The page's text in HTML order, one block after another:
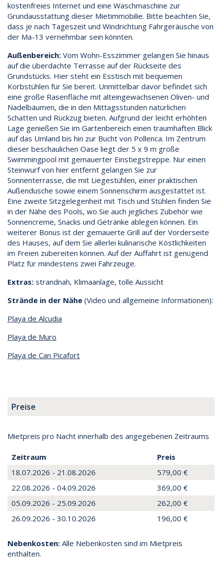
kostenfreies Internet und eine Waschmaschine zur
Grundausstattung dieser Mietimmobilie. Bitte beachten Sie,
dass je nach Tageszeit und Windrichtung Fahrgeräusche von
der Ma-13 vernehmbar sein könnten.
Außenbereich: Vom Wohn-Esszimmer gelangen Sie hinaus
auf die überdachte Terrasse auf der Rückseite des
Grundstücks. Hier steht ein Esstisch mit bequemen
Korbstühlen für Sie bereit. Unmittelbar davor befindet sich
eine große Rasenfläche mit alteingewachsenen Oliven- und
Nadelbäumen, die in den Mittagsstunden natürlichen
Schatten und Rückzug bieten. Aufgrund der leicht erhöhten
Lage genießen Sie im Gartenbereich einen traumhaften Blick
auf das Umland bis hin zur Bucht von Pollenca. Im Zentrum
dieser beschaulichen Oase liegt der 5 x 9 m große
Swimmingpool mit gemauerter Einstiegstreppe. Nur einen
Steinwurf von hier entfernt gelangen Sie zur
Sonnenterrasse, die mit Liegestühlen, einer praktischen
Außendusche sowie einem Sonnenschirm ausgestattet ist.
Eine zweite Sitzgelegenheit mit Tisch und Stühlen finden Sie
in der Nähe des Pools, wo Sie auch jegliches Zubehör wie
Sonnencreme, Snacks und Getränke ablegen können. Ein
weiterer Bonus ist der gemauerte Grill auf der Vorderseite
des Hauses, auf dem Sie allerlei kulinarische Köstlichkeiten
im Freien zubereiten können. Auf der Auffahrt ist genügend
Platz für mindestens zwei Fahrzeuge.
Extras: strandnah, Klimaanlage, tolle Aussicht
Strände in der Nähe (Video und allgemeine Informationen):
Playa de Alcudia
Playa de Muro
Playa de Can Picafort
Preise
Mietpreis pro Nacht innerhalb des angegebenen Zeitraums
Zeitraum
Preis
18.07.2026 - 21.08.2026
579,00 €
22.08.2026 - 04.09.2026
369,00 €
05.09.2026 - 25.09.2026
262,00 €
26.09.2026 - 30.10.2026
196,00 €
Nebenkosten: Alle Nebenkosten sind im Mietpreis
enthalten.